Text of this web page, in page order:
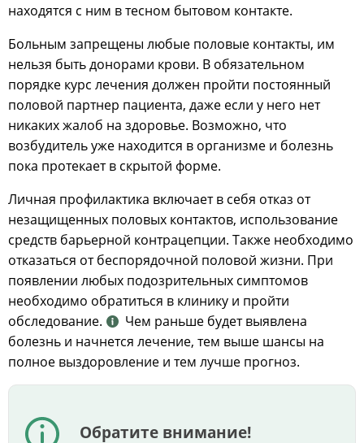
находятся с ним в тесном бытовом контакте.
Больным запрещены любые половые контакты, им
нельзя быть донорами крови. В обязательном
порядке курс лечения должен пройти постоянный
половой партнер пациента, даже если у него нет
никаких жалоб на здоровье. Возможно, что
возбудитель уже находится в организме и болезнь
пока протекает в скрытой форме.
Личная профилактика включает в себя отказ от
незащищенных половых контактов, использование
средств барьерной контрацепции. Также необходимо
отказаться от беспорядочной половой жизни. При
появлении любых подозрительных симптомов
необходимо обратиться в клинику и пройти
обследование.
Чем раньше будет выявлена
болезнь и начнется лечение, тем выше шансы на
полное выздоровление и тем лучше прогноз.
Обратите внимание!